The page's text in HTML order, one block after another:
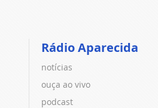
Rádio Aparecida
notícias
ouça ao vivo
podcast